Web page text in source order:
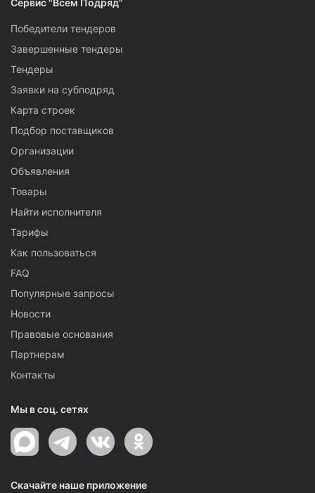
строительство мостов, тоннелей и сопутствующие работы в
Чебоксарах.
Сервис "Всем Подряд"
Победители тендеров
Завершенные тендеры
Тендеры
Заявки на субподряд
Карта строек
Подбор поставщиков
Организации
Объявления
Товары
Найти исполнителя
Тарифы
Как пользоваться
FAQ
Популярные запросы
Новости
Правовые основания
Партнерам
Контакты
Мы в соц. сетях
Скачайте наше приложение